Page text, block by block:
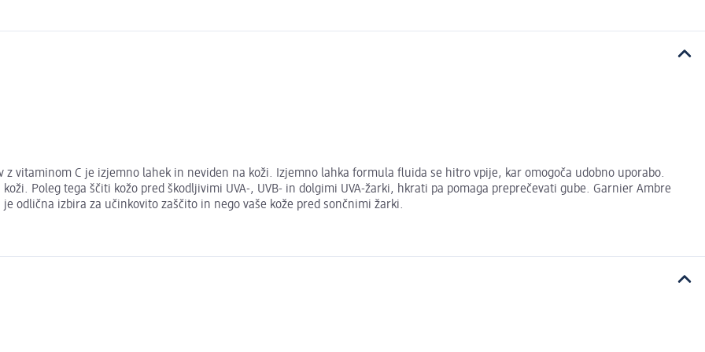
vitaminom C je izjemno lahek in neviden na koži. Izjemno lahka formula fluida se hitro vpije, kar omogoča udobno uporabo.
Poleg tega ščiti kožo pred škodljivimi UVA-, UVB- in dolgimi UVA-žarki, hkrati pa pomaga preprečevati gube. Garnier Ambre
odlična izbira za učinkovito zaščito in nego vaše kože pred sončnimi žarki.